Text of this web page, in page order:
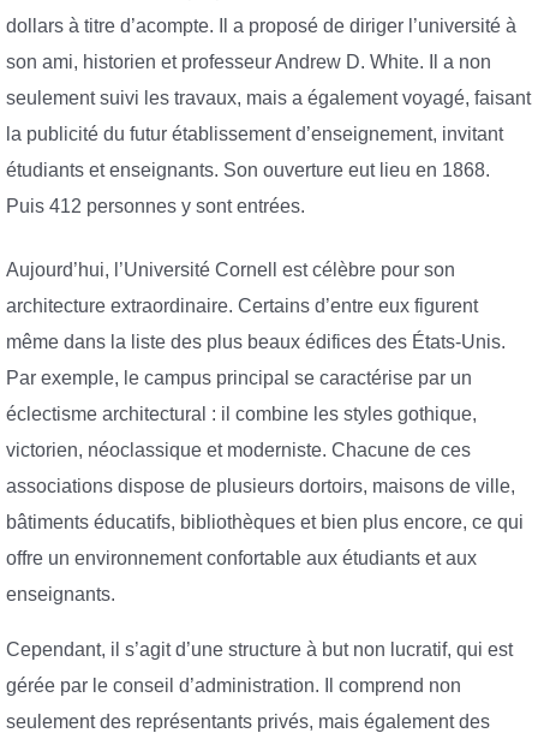
dollars à titre d’acompte. Il a proposé de diriger l’université à
son ami, historien et professeur Andrew D. White. Il a non
seulement suivi les travaux, mais a également voyagé, faisant
la publicité du futur établissement d’enseignement, invitant
étudiants et enseignants. Son ouverture eut lieu en 1868.
Puis 412 personnes y sont entrées.
Aujourd’hui, l’Université Cornell est célèbre pour son
architecture extraordinaire. Certains d’entre eux figurent
même dans la liste des plus beaux édifices des États-Unis.
Par exemple, le campus principal se caractérise par un
éclectisme architectural : il combine les styles gothique,
victorien, néoclassique et moderniste. Chacune de ces
associations dispose de plusieurs dortoirs, maisons de ville,
bâtiments éducatifs, bibliothèques et bien plus encore, ce qui
offre un environnement confortable aux étudiants et aux
enseignants.
Cependant, il s’agit d’une structure à but non lucratif, qui est
gérée par le conseil d’administration. Il comprend non
seulement des représentants privés, mais également des